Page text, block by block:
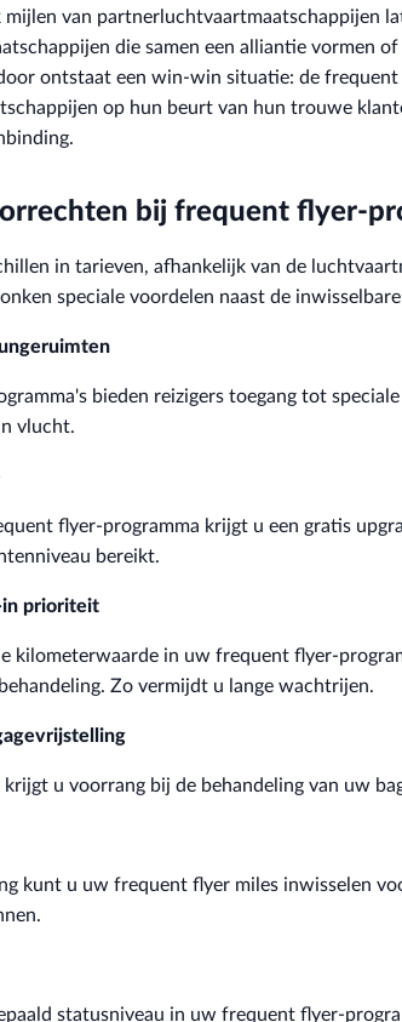
van partnerluchtvaartmaatschappijen
die samen een alliantie vormen
ontstaat een win-win situatie: de
op hun beurt van hun trouwe
bij frequent flyer-
in tarieven, afhankelijk van de
speciale voordelen naast de
bieden reizigers toegang tot
vlucht.
flyer-programma krijgt u een gratis
bereikt.
in prioriteit
kilometerwaarde in uw frequent flyer-
Zo vermijdt u lange wachtrijen.
u voorrang bij de behandeling van uw
kunt u uw frequent flyer miles inwisselen
statusniveau in uw frequent flyer-